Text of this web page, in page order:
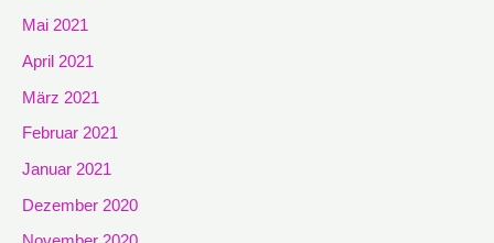
Mai 2021
April 2021
März 2021
Februar 2021
Januar 2021
Dezember 2020